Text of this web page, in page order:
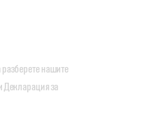
нашите
Декларация за